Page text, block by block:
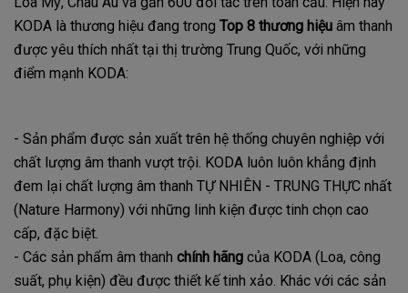
KODA là thương hiệu đang trong Top 8 thương hiệu âm thanh
được yêu thích nhất tại thị trường Trung Quốc, với những
điểm mạnh KODA:
- Sản phẩm được sản xuất trên hệ thống chuyên nghiệp với
chất lượng âm thanh vượt trội. KODA luôn luôn khẳng định
đem lại chất lượng âm thanh TỰ NHIÊN - TRUNG THỰC nhất
(Nature Harmony) với những linh kiện được tinh chọn cao
cấp, đặc biệt.
- Các sản phẩm âm thanh chính hãng của KODA (Loa, công
suất, phụ kiện) đều được thiết kế tinh xảo. Khác với các sản